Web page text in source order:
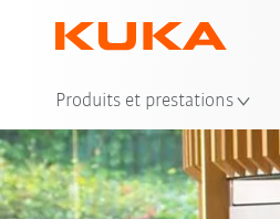
Produits et prestations